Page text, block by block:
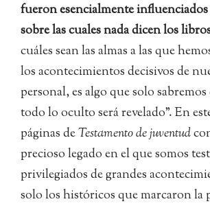
fueron esencialmente
sobre las cuales nada dicen los
cuáles sean las almas a las que
los acontecimientos decisivos de
personal, es algo que solo
todo lo oculto será revelado”. En
páginas deTestamento de juventud
precioso legado en el que somos
privilegiados de grandes
solo los históricos que marcaron la